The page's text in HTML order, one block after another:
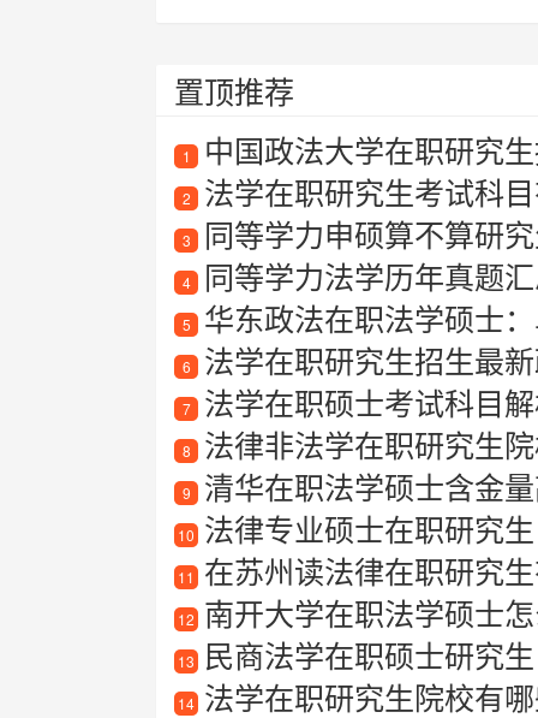
置顶推荐
1 中国政法大学在职研究
2 法学在职研究生考试科
3 同等学力申硕算不算研
4 同等学力法学历年真题
5 华东政法在职法学硕士
6 法学在职研究生招生最
7 法学在职硕士考试科目
8 法律非法学在职研究生
9 清华在职法学硕士含金
10 法律专业硕士在职研究生
11 在苏州读法律在职研究
12 南开大学在职法学硕士
13 民商法学在职硕士研究生
14 法学在职研究生院校有